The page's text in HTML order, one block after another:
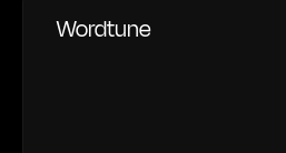
Wordtune